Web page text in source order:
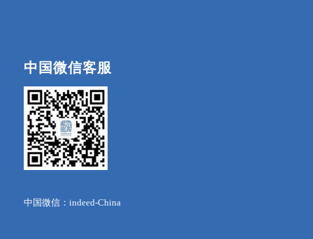
中国微信客服
中国微信：indeed-China